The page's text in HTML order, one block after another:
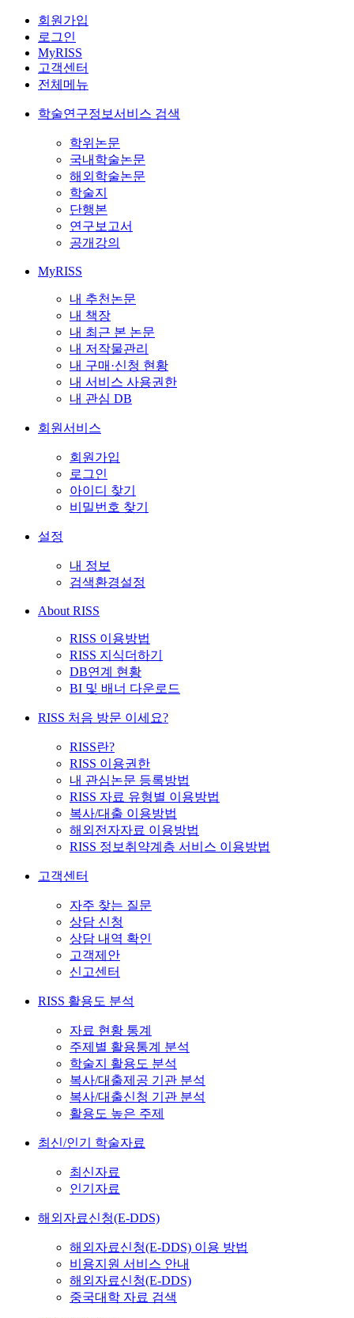
회원가입
로그인
MyRISS
고객센터
전체메뉴
학술연구정보서비스 검색
학위논문
국내학술논문
해외학술논문
학술지
단행본
연구보고서
공개강의
MyRISS
내 추천논문
내 책장
내 최근 본 논문
내 저작물관리
내 구매·신청 현황
내 서비스 사용권한
내 관심 DB
회원서비스
회원가입
로그인
아이디 찾기
비밀번호 찾기
설정
내 정보
검색환경설정
About RISS
RISS 이용방법
RISS 지식더하기
DB연계 현황
BI 및 배너 다운로드
RISS 처음 방문 이세요?
RISS란?
RISS 이용권한
내 관심논문 등록방법
RISS 자료 유형별 이용방법
복사/대출 이용방법
해외전자자료 이용방법
RISS 정보취약계층 서비스 이용방법
고객센터
자주 찾는 질문
상담 신청
상담 내역 확인
고객제안
신고센터
RISS 활용도 분석
자료 현황 통계
주제별 활용통계 분석
학술지 활용도 분석
복사/대출제공 기관 분석
복사/대출신청 기관 분석
활용도 높은 주제
최신/인기 학술자료
최신자료
인기자료
해외자료신청(E-DDS)
해외자료신청(E-DDS) 이용 방법
비용지원 서비스 안내
해외자료신청(E-DDS)
중국대학 자료 검색